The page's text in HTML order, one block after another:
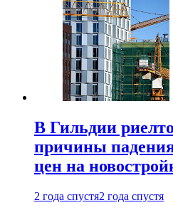
В Гильдии
причины
цен на
2 года спустя2 года спустя